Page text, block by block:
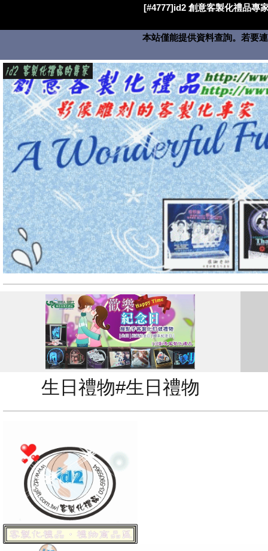
[#4777]id2 創意客製化禮品專
本站僅能提供資料查詢。若要
生日禮物#生日禮物